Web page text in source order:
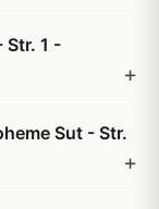
Str. 1 -
Sut - Str.